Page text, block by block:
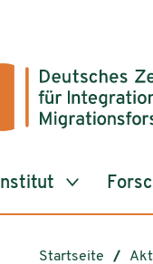
Institut
Startseite